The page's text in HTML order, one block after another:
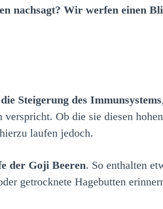
nachsagt? Wir werfen einen
Steigerung des Immunsystems
Ob die sie diesen
laufen jedoch.
der Goji Beeren. So enthalten
getrocknete Hagebutten